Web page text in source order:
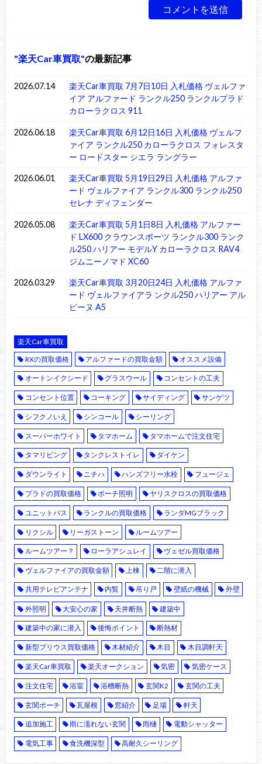
楽天Car車買取 の最新記事
2026.07.14
楽天Car車買取 7月7日10日 入札価格 ヴェルファ
イア アルファード ランクル250 ランクルプラド
カローラクロス 911
2026.06.18
楽天Car車買取 6月12日16日 入札価格 ヴェルフ
ァイア ランクル250 カローラクロス フォレスタ
ー ロードスター シエラ ラングラー
2026.06.01
楽天Car車買取 5月19日29日 入札価格 アルファ
ード ヴェルファイア ランクル300 ランクル250
セレナ ディフェンダー
2026.05.08
楽天Car車買取 5月1日8日 入札価格 アルファー
ド LX600 クラウンスポーツ ランクル300 ランク
ル250 ハリアー モデルY カローラクロス RAV4
ジムニーノマド XC60
2026.03.29
楽天Car車買取 3月20日24日 入札価格 アルファ
ード ヴェルファイアラ ンクル250 ハリアー アル
ピーヌ A5
楽天Car車買取
RXの買取価格
アルファードの買取金額 オススメ設備
オートンイクシード グラスウール コンセントの工夫
コンセント位置 コーキング サイディング サンゲツ
シフクノいえ シンコール シーリング
スーパーホワイト タマホーム タマホームで注文住宅
タマリビング タンクレストイレ ダイケン
ダウンライト ニチハ ハンズフリー水栓 フュージェ
プラドの買取価格 ポーチ照明 ヤリスクロスの買取価格
ユニットバス ランクルの買取価格 ランダMGブラック
リクシル リーガストーン ルームツアー
ルームツアー？ ローラアシュレイ ヴェゼル買取価格
ヴェルファイアの買取金額 上棟 二階に潜入
共用テレビアンテナ 内覧 吊り戸 壁紙の機械 外壁
外照明 大安心の家 天井断熱 建築中
建築中の家に潜入 後悔ポイント 断熱材
新型プリウス買取価格 木材紹介 木目 木目調軒天
楽天Car車買取 楽天オークション 気密 気密ケース
注文住宅 浴室 浴槽断熱 玄関K2 玄関の工夫
玄関ポーチ 瓦屋根 窓紹介 足場 軒天
追加施工 雨に濡れない玄関 雨樋 電動シャッター
電気工事 食洗機深型 高耐久シーリング